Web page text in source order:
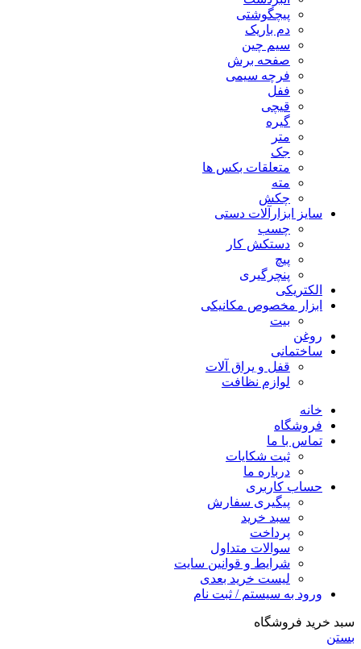
پیچگوشتی
دم باریک
سیم چین
صفحه برش
فرچه سیمی
ففل
قیچی
گیره
متر
جک
متعلقات بکس ها
مته
چکش
سایز ابزارآلات دستی
چسب
دستکش کار
پیچ
پنچرگیری
الکتریکی
ابزار مخصوص مکانیکی
بیت
روغن
ساختمانی
قفل و یراق آلات
لوازم نظافت
خانه
فروشگاه
تماس با ما
ثبت شکایات
درباره ما
حساب کاربری
پیگیری سفارش
سبد خرید
پرداخت
سوالات متداول
شرایط و قوانین سایت
لیست خرید بعدی
ورود به سیستم / ثبت نام
سبد خرید فروشگاه
بستن